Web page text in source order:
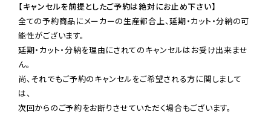
【キャンセルを前提としたご予約は絶対にお止め下さい】
全ての予約商品にメーカーの生産都合上、延期・カット・分納の可
能性がございます。
延期・カット・分納を理由にされてのキャンセルはお受け出来ませ
ん。
尚、それでもご予約のキャンセルをご希望される方に関しまして
は、
次回からのご予約をお断りさせていただく場合もございます。